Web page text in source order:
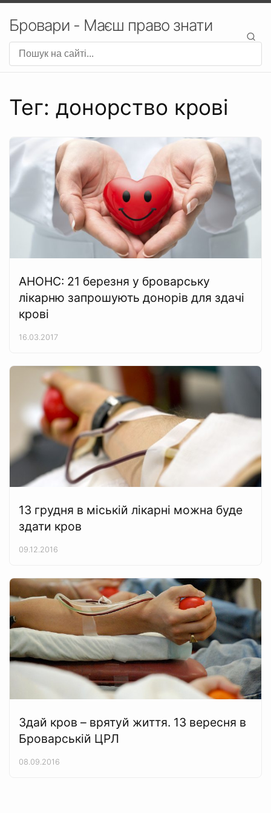
Бровари - Маєш право знати
Тег: донорство крові
АНОНС: 21 березня у броварську
лікарню запрошують донорів для здачі
крові
16.03.2017
13 грудня в міській лікарні можна буде
здати кров
09.12.2016
Здай кров – врятуй життя. 13 вересня в
Броварській ЦРЛ
08.09.2016